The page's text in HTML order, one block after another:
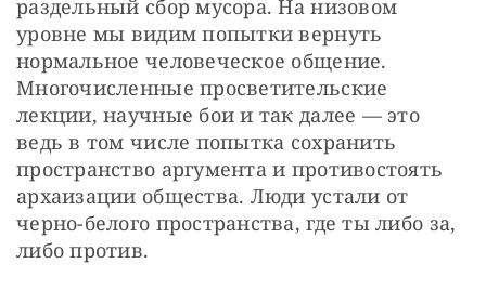
раздельный сбор мусора. На низовом
уровне мы видим попытки вернуть
нормальное человеческое общение.
Многочисленные просветительские
лекции, научные бои и так далее — это
ведь в том числе попытка сохранить
пространство аргумента и противостоять
архаизации общества. Люди устали от
черно-белого пространства, где ты либо за,
либо против.